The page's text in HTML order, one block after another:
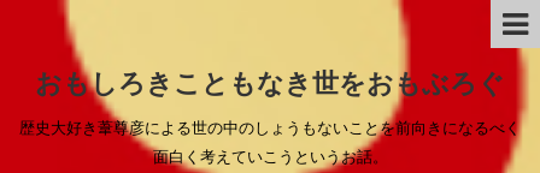
おもしろきこともなき世をおもぶろぐ
歴史大好き葦尊彦による世の中のしょうもないことを前向きになるべく
面白く考えていこうというお話。